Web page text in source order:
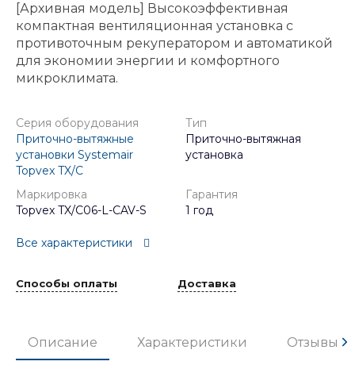
[Архивная модель] Высокоэффективная
компактная вентиляционная установка с
противоточным рекуператором и автоматикой
для экономии энергии и комфортного
микроклимата.
Серия оборудования
Приточно-вытяжные
установки Systemair
Topvex TX/C
Тип
Приточно-вытяжная
установка
Маркировка
Topvex TX/C06-L-CAV-S
Гарантия
1 год
Все характеристики
Способы оплаты Доставка
Описание Характеристики Отзывы